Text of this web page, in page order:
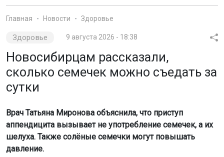
Главная Новости Здоровье
Здоровье 9 августа 2026 - 18:38
Новосибирцам рассказали,
сколько семечек можно съедать за
сутки
Врач Татьяна Миронова объяснила, что приступ
аппендицита вызывает не употребление семечек, а их
шелуха. Также солёные семечки могут повышать
давление.